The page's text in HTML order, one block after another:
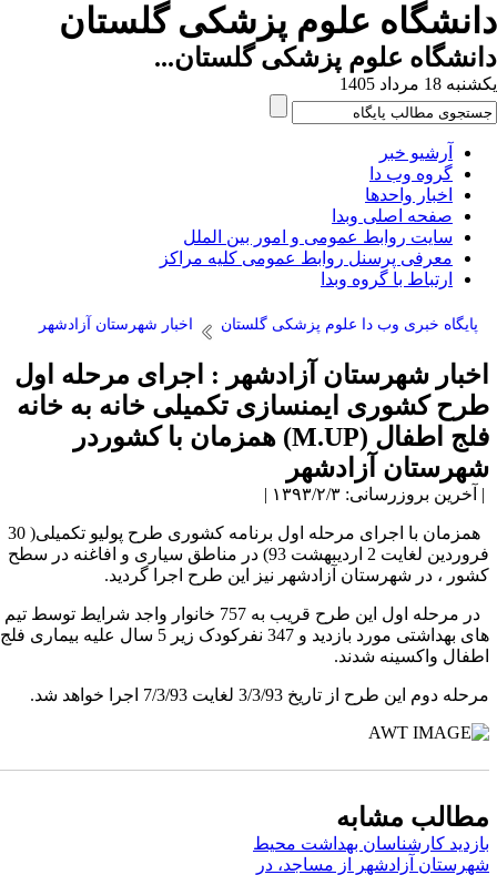
علوم پزشکی گلستان
علوم پزشکی گلستان...
18 مرداد 1405
آرشیو خبر
گروه وب دا
اخبار واحدها
صفحه اصلی وبدا
سایت روابط عمومی و امور بین الملل
معرفی پرسنل روابط عمومی کلیه مراکز
ارتباط با گروه وبدا
پایگاه خبری وب دا علوم پزشکی گلستان اخبار شهرستان آزادشهر
شهرستان آزادشهر : اجرای مرحله اول
کشوری ایمنسازی تکمیلی خانه به خانه
فلج اطفال (M.UP) همزمان با کشوردر
آزادشهر
بروزرسانی: ۱۳۹۳/۲/۳ |
همزمان با اجرای مرحله اول برنامه کشوری طرح پولیو تکمیلی( 30
فروردین لغایت 2 اردیبهشت 93) در مناطق سیاری و افاغنه در سطح
، در شهرستان آزادشهر نیز این طرح اجرا گردید.
در مرحله اول این طرح قریب به 757 خانوار واجد شرایط توسط تیم
های بهداشتی مورد بازدید و 347 نفرکودک زیر 5 سال علیه بیماری فلج
واکسینه شدند.
دوم این طرح از تاریخ 3/3/93 لغایت 7/3/93 اجرا خواهد شد.
مشابه
کارشناسان بهداشت محیط
آزادشهر از مساجد، در